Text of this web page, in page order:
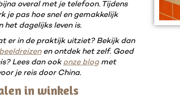
overal met je telefoon. Tijdens
je pas hoe snel en gemakkelijk
het dagelijks leven is.
er in de praktijk uitziet? Bekijk dan
en ontdek het zelf. Goed
Lees dan ook onze blogmet
je reis door China.
in winkels